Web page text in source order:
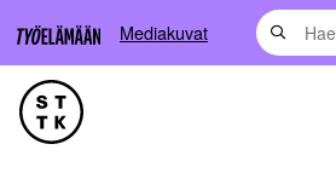
Mediakuvat